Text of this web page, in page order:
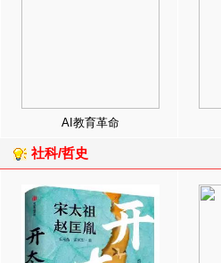
AI教育革命
社科/哲史